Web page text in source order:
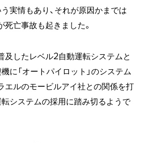
実情もあり、それが原因かまでは
亡事故も起きました。
及したレベル2自動運転システムと
に「オートパイロット」のシステム
エルのモービルアイ社との関係を打
転システムの採用に踏み切るようで